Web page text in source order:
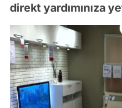
direkt yardımınıza